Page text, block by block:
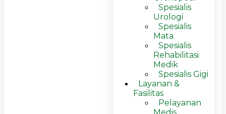
Spesialis
Urologi
Spesialis
Mata
Spesialis
Rehabilitasi
Medik
Spesialis Gigi
Layanan &
Fasilitas
Pelayanan